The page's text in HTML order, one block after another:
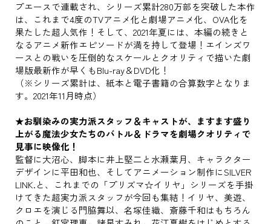
プエースで連載され、シリーズ累計280万部を突破した本作
は、これまで4度のTVアニメ化と劇場アニメ化、OVA化を
果たした超人気作！そして、2021年夏には、本編の続きと
なるアニメ新作エピソードが満を持して登場！エインズワ
ースとの戦いを圧倒的なスケールとクオリティで描いた劇
場版最新作が早くもBlu-ray＆DVD化！
（※シリーズ累計は、紙本と電子書籍の合算数字となりま
す。2021年11月時点）
★お馴染みの実力派スタッフ＆キャストが、ますます盛り
上がる魔法少女たちのバトル＆ドラマを劇場クオリティで
見事に映像化！
監督に大沼心、脚本に井上堅二と水瀬葉月、キャラクター
デザインに平田和也、そしてアニメーション制作にSILVER
LINK.と、これまでの「プリズマ☆イリヤ」シリーズを手掛
けてきた超実力派スタッフが今回も集結！イリヤ、美遊、
クロエを演じる門脇舞以、名塚佳織、斎藤千和はもちろん